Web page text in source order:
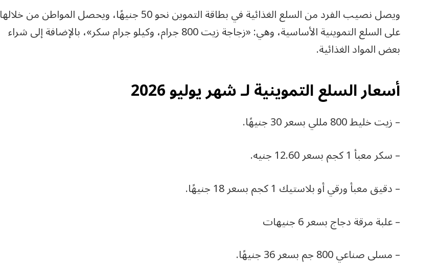
ويصل نصيب الفرد من السلع الغذائية في بطاقة التموين نحو 50 جنيهًا، ويحصل المواطن من خلالها
على السلع التموينية الأساسية، وهي: «زجاجة زيت 800 جرام، وكيلو جرام سكر»، بالإضافة إلى شراء
بعض المواد الغذائية.
أسعار السلع التموينية لـ شهر يوليو 2026
– زيت خليط 800 مللي بسعر 30 جنيهًا.
– سكر معبأ 1 كجم بسعر 12.60 جنيه.
– دقيق معبأ ورقي أو بلاستيك 1 كجم بسعر 18 جنيهًا.
– علبة مرقة دجاج بسعر 6 جنيهات
– مسلى صناعي 800 جم بسعر 36 جنيهًا.